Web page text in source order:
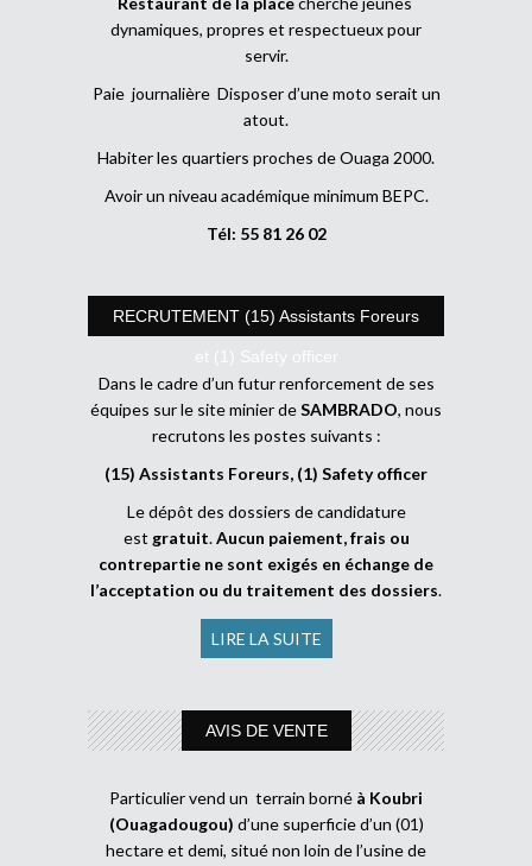
dynamiques, propres et respectueux pour
servir.
Paie journalière Disposer d’une moto serait un
atout.
Habiter les quartiers proches de Ouaga 2000.
Avoir un niveau académique minimum BEPC.
Tél: 55 81 26 02
RECRUTEMENT (15) Assistants Foreurs
et (1) Safety officer
Dans le cadre d’un futur renforcement de ses
équipes sur le site minier deSAMBRADO, nous
recrutons les postes suivants :
(15) Assistants Foreurs, (1) Safety officer
Le dépôt des dossiers de candidature
est gratuit.Aucun paiement, frais ou
contrepartie ne sont exigés en échange de
l’acceptation ou du traitement des dossiers.
LIRE LA SUITE
AVIS DE VENTE
Particulier vend un terrain borné à Koubri
(Ouagadougou) d’une superficie d’un (01)
hectare et demi, situé non loin de l’usine de